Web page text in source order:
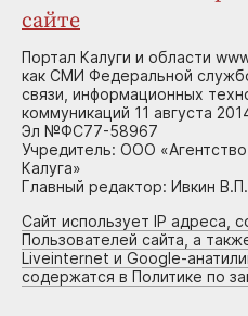
сайте
Портал Калуги и области
как СМИ Федеральной
связи, информационных
коммуникаций 11 августа
Эл №ФС77-58967
Учредитель: ООО
Калуга»
Главный редактор: Ивкин В.П.
Сайт использует IP адреса,
Пользователей сайта, а
Liveinternet и Google-
содержатся в Политике по